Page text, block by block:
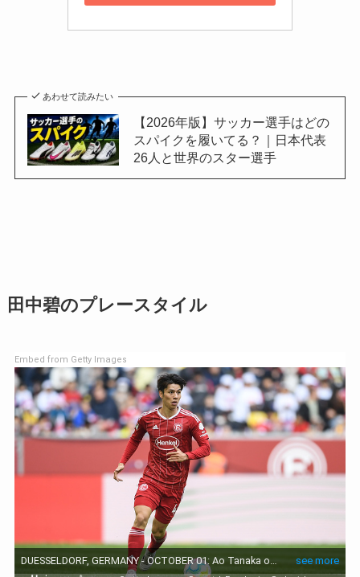
あわせて読みたい
【2026年版】サッカー選手はどの
スパイクを履いてる？｜日本代表
26人と世界のスター選手
田中碧のプレースタイル
Embed from Getty Images